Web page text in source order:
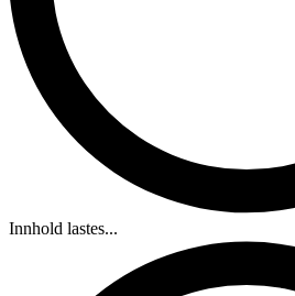
Innhold lastes...